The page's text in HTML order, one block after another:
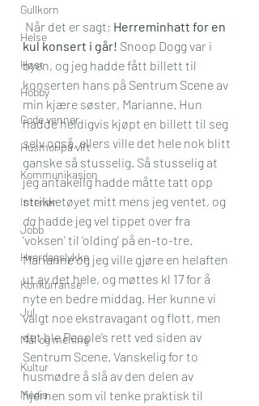
Gullkorn
Helse
Høst
Hobby
Gode venner
Husmor på vift
Kommunikasjon
Interiør
Jobb
Hverdagslykke
Konkurranse
Jul
Mål og mening
Kultur
Media
Når det er sagt; Herreminhatt for en
kul konsert i går! Snoop Dogg var i
byen, og jeg hadde fått billett til
konserten hans på Sentrum Scene av
min kjære søster, Marianne. Hun
hadde heldigvis kjøpt en billett til seg
selv også, ellers ville det hele nok blitt
ganske så stusselig. Så stusselig at
jeg antakelig hadde måtte tatt opp
strikketøyet mitt mens jeg ventet, og
da hadde jeg vel tippet over fra
‘voksen’ til ‘olding’ på en-to-tre.
Marianne og jeg ville gjøre en helaften
ut av det hele, og møttes kl 17 for å
nyte en bedre middag. Her kunne vi
valgt noe ekstravagant og flott, men
det ble People’s rett ved siden av
Sentrum Scene. Vanskelig for to
husmødre å slå av den delen av
hjernen som vil tenke praktisk til